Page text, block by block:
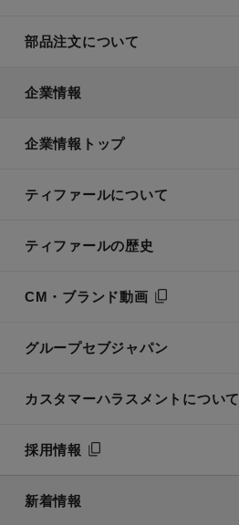
部品注文について
企業情報
企業情報トップ
ティファールについて
ティファールの歴史
CM・ブランド動画
グループセブジャパン
カスタマーハラスメントについて
採用情報
新着情報